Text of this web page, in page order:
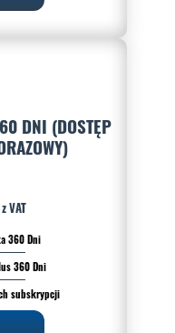
DNI (DOSTĘP
VAT
360 Dni
360 Dni
subskrypcji